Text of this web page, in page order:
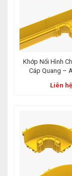
Khớp Nối Hình
Cáp Quang –
Khai Hệ
Liên hệ